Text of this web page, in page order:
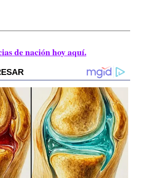
de nación hoy aquí.